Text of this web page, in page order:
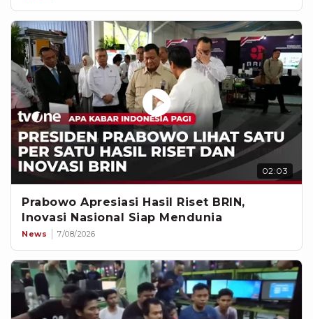
02:03
Prabowo Apresiasi Hasil Riset BRIN,
Inovasi Nasional Siap Mendunia
News 7/08/2026